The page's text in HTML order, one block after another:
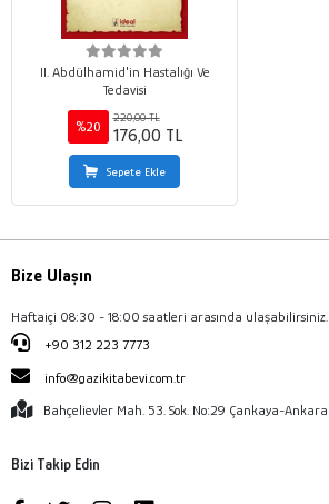
II. Abdülhamid'in Hastalığı Ve
Tedavisi
%20
220,00 TL
176,00 TL
Sepete Ekle
Bize Ulaşın
Haftaiçi 08:30 - 18:00 saatleri arasında ulaşabilirsiniz.
+90 312 223 7773
info@gazikitabevi.com.tr
Bahçelievler Mah. 53. Sok. No:29 Çankaya-Ankara
Bizi Takip Edin